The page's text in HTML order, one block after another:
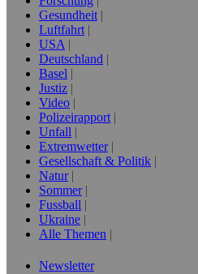
Gesundheit
Luftfahrt
USA
Deutschland
Basel
Justiz
Video
Polizeirapport
Unfall
Extremwetter
Gesellschaft & Politik
Natur
Sommer
Fussball
Ukraine
Alle Themen
Newsletter